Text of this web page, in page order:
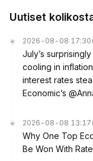
Uutiset
2026-08-08 17:30
July’s
cooling in
interest rates
Economic’s
2026-08-08 13:17
Why One Top
Be Won With